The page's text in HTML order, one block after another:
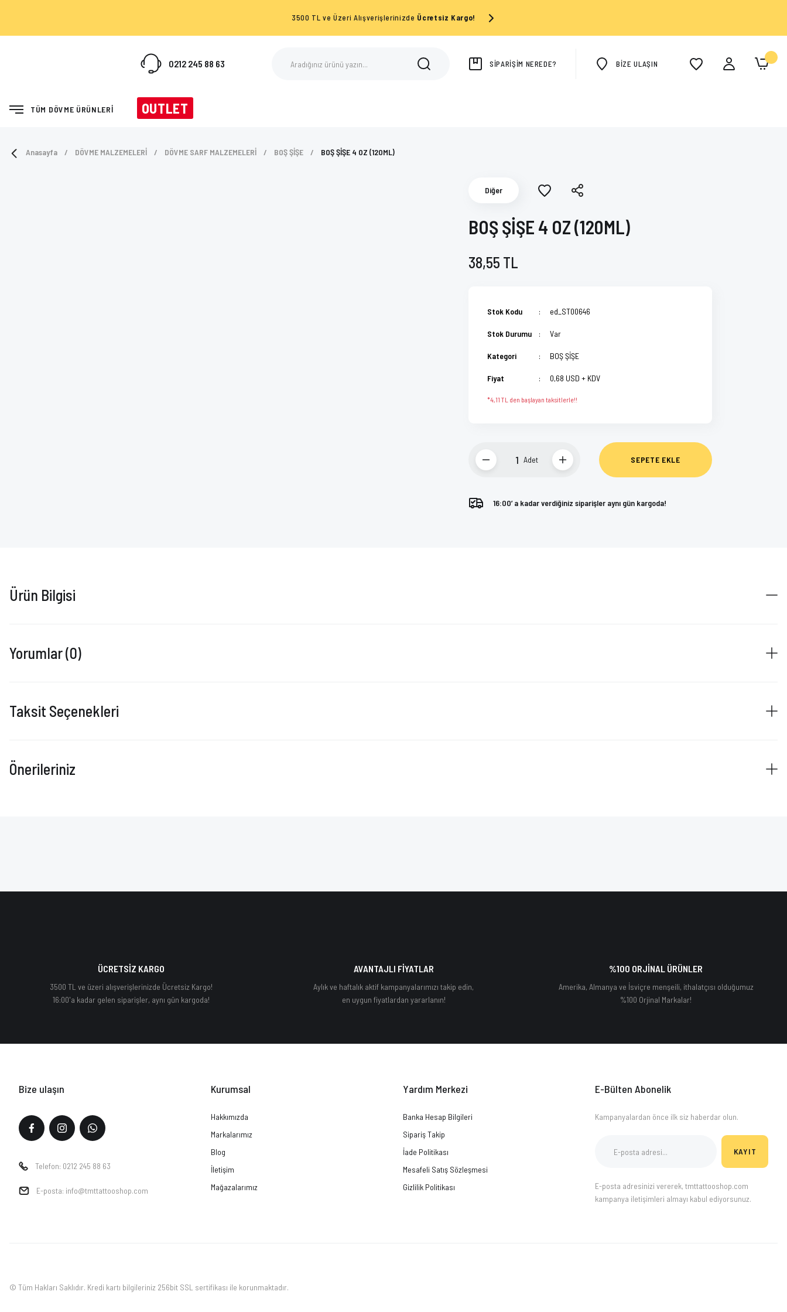
3500 TL ve Üzeri Alışverişlerinizde Ücretsiz Kargo!
0212 245 88 63 SİPARİŞİM NEREDE? BİZE ULAŞIN
TÜM DÖVME ÜRÜNLERİ OUTLET
Anasayfa DÖVME MALZEMELERİ DÖVME SARF MALZEMELERİ BOŞ ŞİŞE BOŞ ŞİŞE 4 OZ (120ML)
Diğer
BOŞ ŞİŞE 4 OZ (120ML)
38,55 TL
Stok Kodu ed_ST00646
Stok Durumu Var
Kategori BOŞ ŞİŞE
Fiyat 0,68 USD + KDV
*4,11 TL den başlayan taksitlerle!!
Adet SEPETE EKLE
16:00’ a kadar verdiğiniz siparişler aynı gün kargoda!
Ürün Bilgisi
Yorumlar (0)
Taksit Seçenekleri
Önerileriniz
ÜCRETSİZ KARGO
3500 TL ve üzeri alışverişlerinizde Ücretsiz Kargo!
16:00'a kadar gelen siparişler, aynı gün kargoda!
AVANTAJLI FİYATLAR
Aylık ve haftalık aktif kampanyalarımızı takip edin,
en uygun fiyatlardan yararlanın!
%100 ORJİNAL ÜRÜNLER
Amerika, Almanya ve İsviçre menşeili, ithalatçısı olduğumuz
%100 Orjinal Markalar!
Bize ulaşın
Telefon: 0212 245 88 63
E-posta: info@tmttattooshop.com
Kurumsal
Hakkımızda
Markalarımız
Blog
İletişim
Mağazalarımız
Yardım Merkezi
Banka Hesap Bilgileri
Sipariş Takip
İade Politikası
Mesafeli Satış Sözleşmesi
Gizlilik Politikası
E-Bülten Abonelik
Kampanyalardan önce ilk siz haberdar olun.
KAYIT
E-posta adresinizi vererek, tmttattooshop.com
kampanya iletişimleri almayı kabul ediyorsunuz.
© Tüm Hakları Saklıdır. Kredi kartı bilgileriniz 256bit SSL sertifikası ile korunmaktadır.